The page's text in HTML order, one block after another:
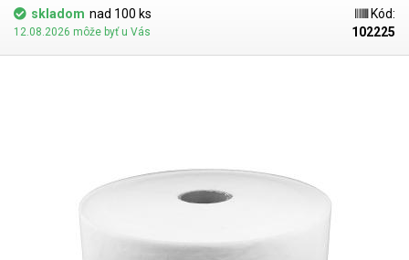
vhodná pre obaľovanie kartónových krabíc, ktoré chránia proti okolitým
vplyvom, k viazaniu niekoľkých krabíc do jedného bloku, pre viazanie
krabíc na paletách, pre nelepivé zviazanie rolí rôznych materiálov
(koberce, lino ..), tiež viazací prostriedok na miralonovou ochranu
pružnosť, ale tiež zmäkčujú (naleptávajú) plasty(ABS,PP,PE,PVC-U). Nie je
preto vhodná ako ochranná vrstva proti poškrabaniu tovar (priamy styk s
Parametre:
priemer: 25mm Vonkajší priemer: 63.5mm (+/- 0.5mm) Nosnosť 1 vrstvy:
skladom nad 100 ks
12.08.2026 môže byť u Vás
Kód:
102225